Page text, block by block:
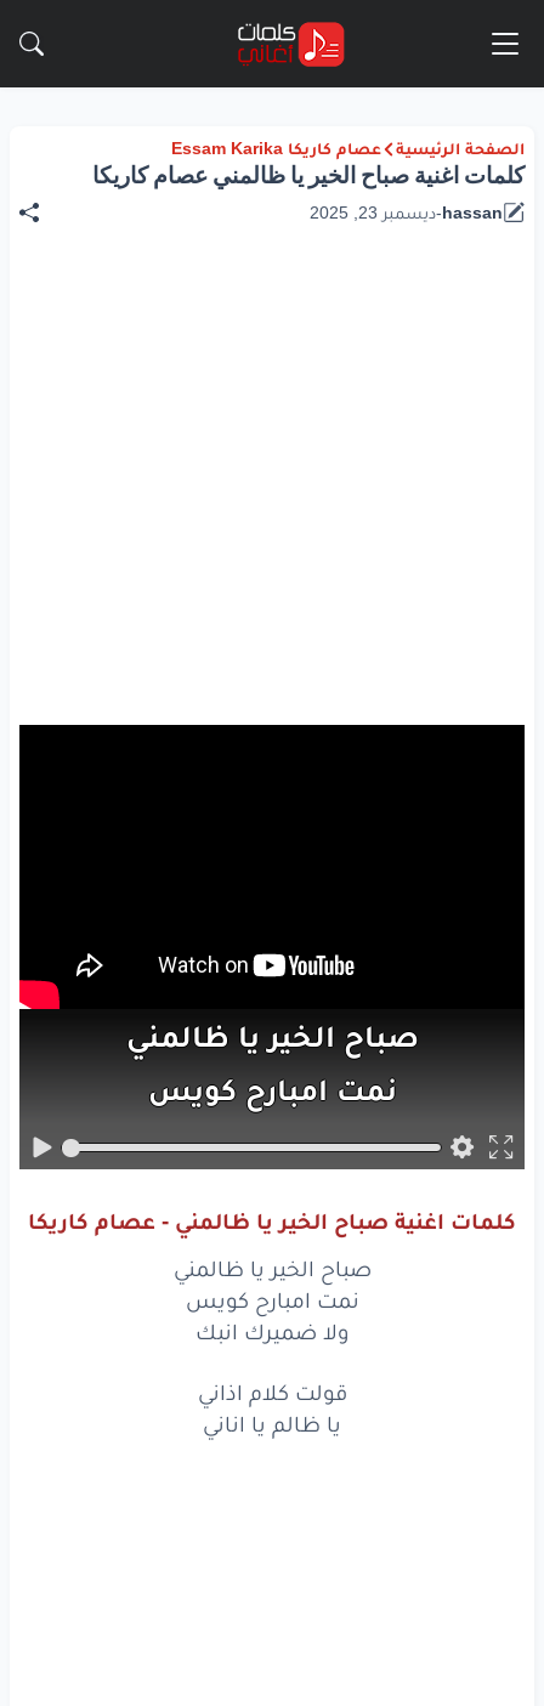
الصفحة الرئيسية عصام كاريكا Essam Karika
كلمات اغنية صباح الخير يا ظالمني عصام كاريكا
hassan
-ديسمبر 23, 2025
صباح الخير يا ظالمني
نمت امبارحكويس
ولاضميركانبك
نمت
كويس
ولاضميركانبك
قولت
كلام
اذاني
يا ظالميااناني
كلمات اغنية صباح الخير يا ظالمني - عصام كاريكا
صباح الخير يا ظالمني
نمت امبارح كويس
ولا ضميرك انبك
قولت كلام اذاني
يا ظالم يا اناني